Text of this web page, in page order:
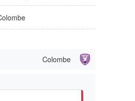
Colombe